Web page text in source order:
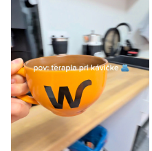
Sedacie
Sedacie